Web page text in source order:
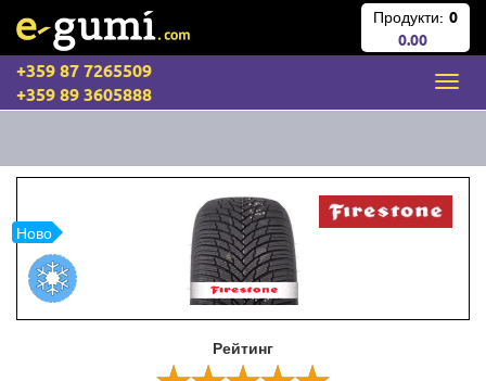
Продукти: 0
0.00
+359 87 7265509
+359 89 3605888
Ново
Рейтинг